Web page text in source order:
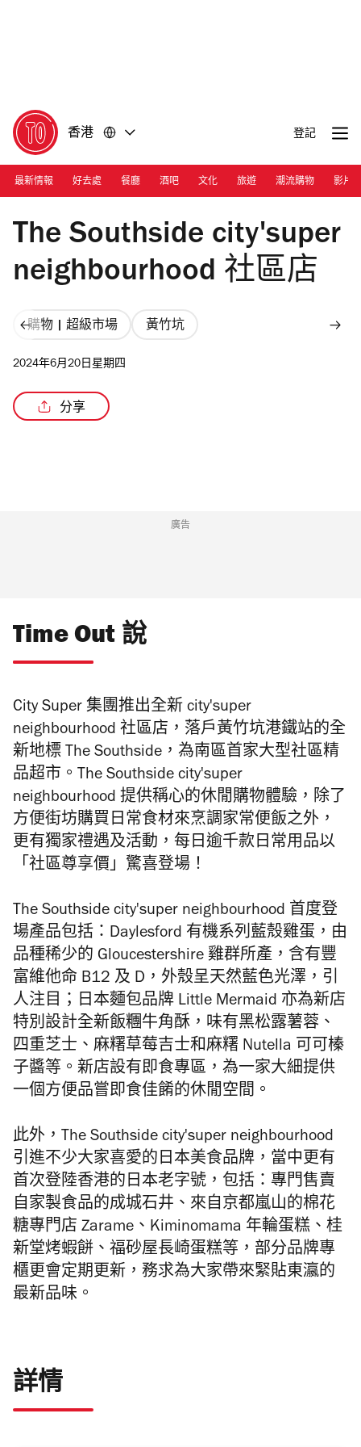
香港 登記
最新情報 好去處 餐廳 酒吧 文化 旅遊 潮流購物 影片
Photograph: Ann Chiu
The Southside city'super
neighbourhood 社區店
購物 | 超級市場 黃竹坑
2024年6月20日星期四
分享
廣告
Time Out 說
City Super 集團推出全新 city'super
neighbourhood 社區店，落戶 黃竹坑港鐵站的全
新地標 The Southside，為南區首家大型社區精
品超市。The Southside city'super
neighbourhood 提供稱心的休閒購物體驗，除了
方便街坊購買日常食材來烹調家常便飯之外，
更有獨家禮遇及活動，每日逾千款日常用品以
「社區尊享價」驚喜登場！
The Southside city'super neighbourhood 首度登
場產品包括： Daylesford 有機系列藍殼雞蛋， 由
品種稀少的 Gloucestershire 雞群所產， 含有豐
富維他命 B12 及 D ，外殼呈天然藍色光澤，引
人注目； 日本麵包品牌 Little Mermaid 亦為新店
特別設計全新飯糰牛角酥，味有黑松露薯蓉、
四重芝士、麻糬草莓吉士和麻糬 Nutella 可可榛
子醬等。 新店設有即食專區，為一家大細提供
一個方便品嘗即食佳餚的休閒空間。
此外，The Southside city'super neighbourhood
引進不少大家喜愛的日本美食品牌，當中更有
首次登陸香港的日本老字號，包括：專門售賣
自家製食品的成城石井、 來自京都嵐山的棉花
糖專門店 Zarame、 Kiminomama 年輪蛋糕、 桂
新堂烤蝦餅、福砂屋長崎蛋糕等，部分品牌專
櫃更會定期更新，務求為大家帶來緊貼東瀛的
最新品味。
詳情